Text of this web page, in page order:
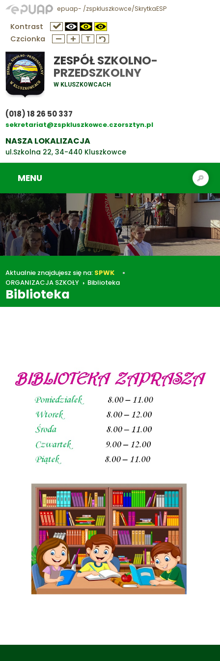
epuap- /zspkluszkowce/SkrytkaESP
Kontrast
Czcionka
ZESPÓŁ SZKOLNO-
PRZEDSZKOLNY
W KLUSZKOWCACH
(018) 18 26 50 337
sekretariat@zspkluszkowce.czorsztyn.pl
NASZA LOKALIZACJA
ul.Szkolna 22, 34-440 Kluszkowce
Aktualnie znajdujesz się na: SPWK
ORGANIZACJA SZKOŁY
Biblioteka
Biblioteka
MENU